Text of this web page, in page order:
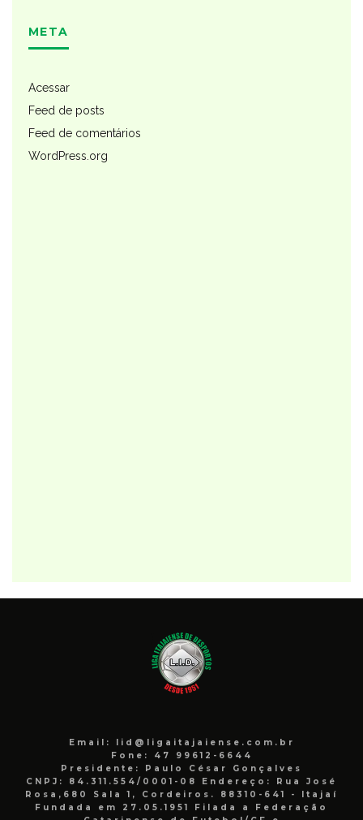
META
Acessar
Feed de posts
Feed de comentários
WordPress.org
Email: lid@ligaitajaiense.com.br
Fone: 47 99612-6644
Presidente: Paulo César Gonçalves
CNPJ: 84.311.554/0001-08 Endereço: Rua José
Rosa,680 Sala 1, Cordeiros. 88310-641 - Itajaí
Fundada em 27.05.1951 Filada a Federação